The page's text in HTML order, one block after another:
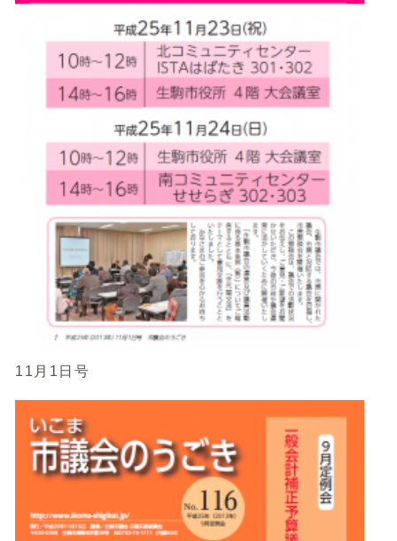
11月1日号